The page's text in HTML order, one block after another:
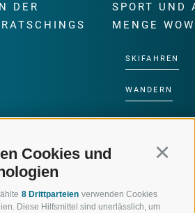
Cookies und
8 Drittparteien verwenden Cookies
Diese Hilfsmittel sind unerlässlich, um
DER
SPORT UND
MENGE
SKIFAHREN
WANDERN
HOCHALPINE